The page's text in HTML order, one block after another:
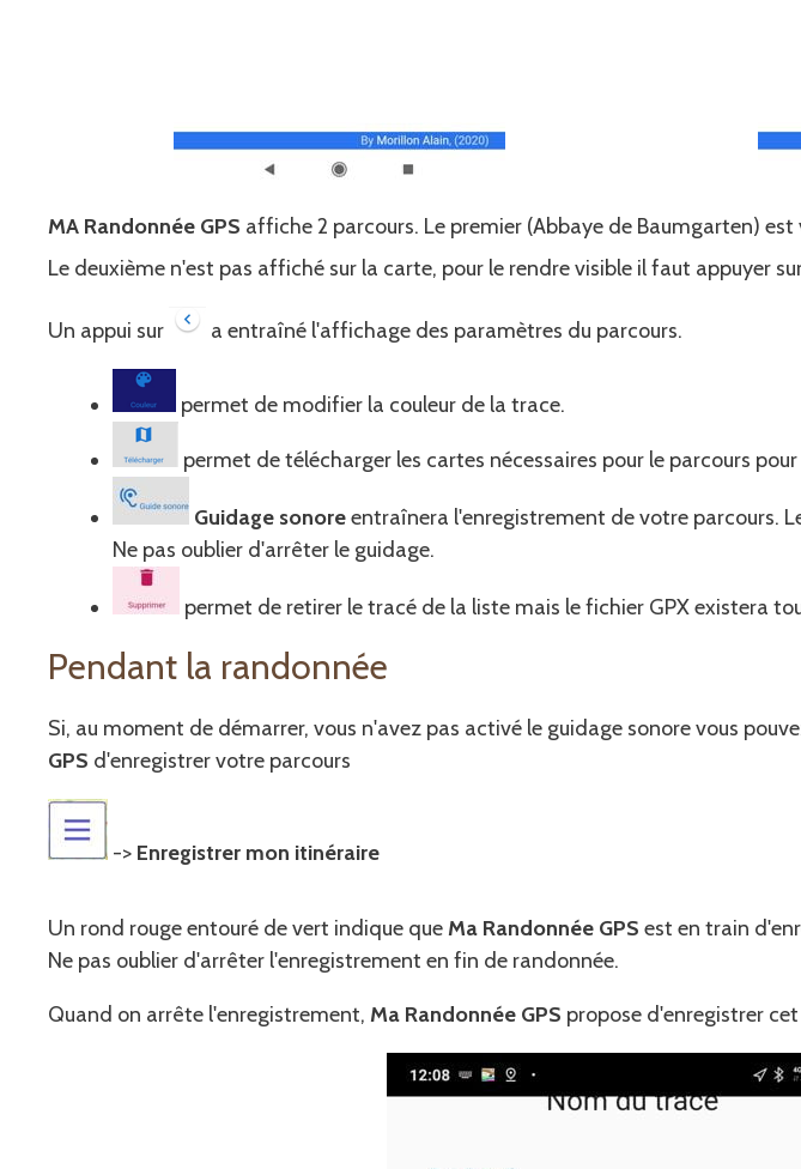
MA Randonnée GPS affiche 2 parcours. Le premier (Abbaye de Baumgarten)
Le deuxième n'est pas affiché sur la carte, pour le rendre visible il faut appuyer
Un appui sur a entraîné l'affichage des paramètres du parcours.
permet de modifier la couleur de la trace.
permet de télécharger les cartes nécessaires pour le parcours
Guidage sonoreentraînera l'enregistrement de votre parcours.
Ne pas oublier d'arrêter le guidage.
permet de retirer le tracé de la liste mais le fichier GPX existera
Pendant la randonnée
Si, au moment de démarrer, vous n'avez pas activé le guidage sonore vous
GPS d'enregistrer votre parcours
-> Enregistrer mon itinéraire
Un rond rouge entouré de vert indique queMa Randonnée GPS est en train
Ne pas oublier d'arrêter l'enregistrement en fin de randonnée.
Quand on arrête l'enregistrement, Ma Randonnée GPS propose d'enregistrer